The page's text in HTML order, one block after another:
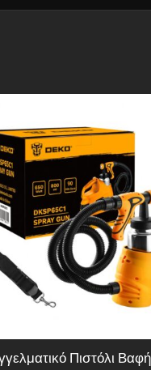
Πιστόλι